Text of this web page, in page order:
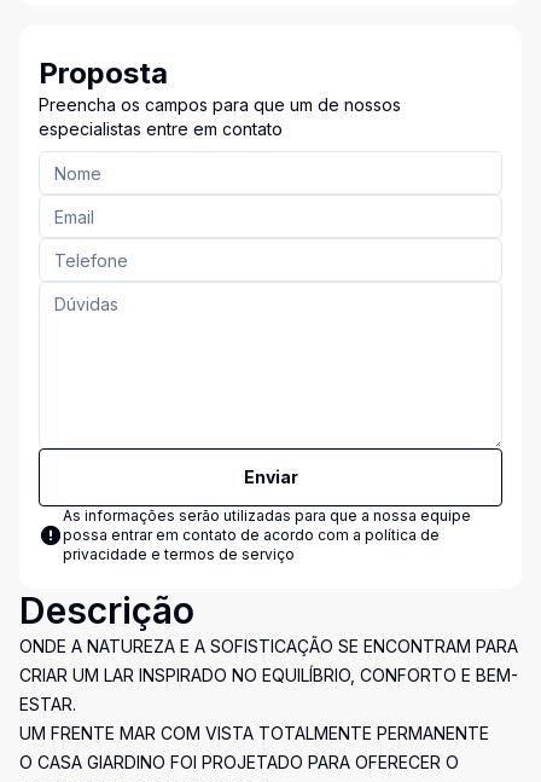
Proposta
Preencha os campos para que um de nossos
especialistas entre em contato
Enviar
As informações serão utilizadas para que a nossa equipe
possa entrar em contato de acordo com a política de
privacidade e termos de serviço
Descrição
ONDE A NATUREZA E A SOFISTICAÇÃO SE ENCONTRAM PARA
CRIAR UM LAR INSPIRADO NO EQUILÍBRIO, CONFORTO E BEM-
ESTAR.
UM FRENTE MAR COM VISTA TOTALMENTE PERMANENTE
O CASA GIARDINO FOI PROJETADO PARA OFERECER O